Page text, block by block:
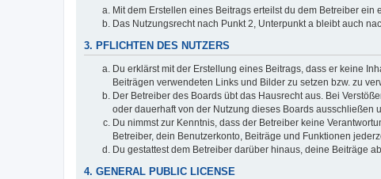
Mit dem Erstellen eines Beitrags erteilst du dem Betreiber
Das Nutzungsrecht nach Punkt 2, Unterpunkt a bleibt auch
3. PFLICHTEN DES NUTZERS
Du erklärst mit der Erstellung eines Beitrags, dass er keine
Beiträgen verwendeten Links und Bilder zu setzen bzw. zu
Der Betreiber des Boards übt das Hausrecht aus. Bei
oder dauerhaft von der Nutzung dieses Boards ausschließen
Du nimmst zur Kenntnis, dass der Betreiber keine
Betreiber, dein Benutzerkonto, Beiträge und Funktionen
Du gestattest dem Betreiber darüber hinaus, deine Beiträge
4. GENERAL PUBLIC LICENSE